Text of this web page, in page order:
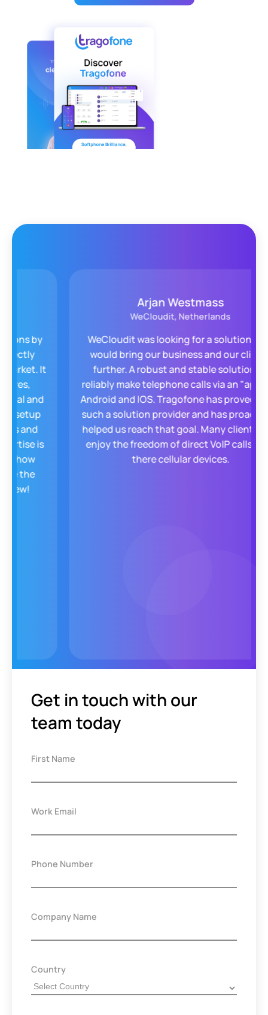
Arjan Westmass
WeCloudit, Netherlands
WeCloudit was looking for a solution that
would bring our business and our clients
further. A robust and stable solution to
reliably make telephone calls via an "app" on
Android and IOS. Tragofone has proved to be
such a solution provider and has proactively
helped us reach that goal. Many clients now
enjoy the freedom of direct VoIP calls from
there cellular devices.
Get in touch with our
team today
First Name
Work Email
Phone Number
Company Name
Country